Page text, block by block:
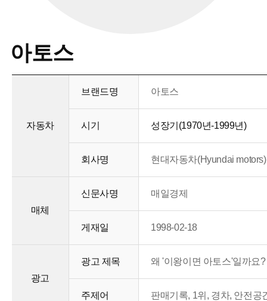
아토스
자동차
브랜드명 아토스
시기 성장기(1970년-1999년)
회사명 현대자동차(Hyundai motors)
매체
신문사명 매일경제
게재일 1998-02-18
광고
광고 제목 왜 '이왕이면 아토스'일까요
주제어 판매기록, 1위, 경차, 안전공